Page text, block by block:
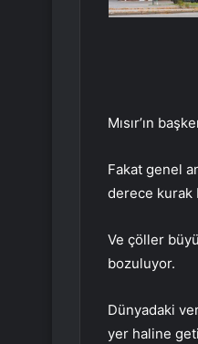
Mısır’ın
Fakat genel
derece kurak
Ve çöller
bozuluyor.
Dünyadaki
yer haline